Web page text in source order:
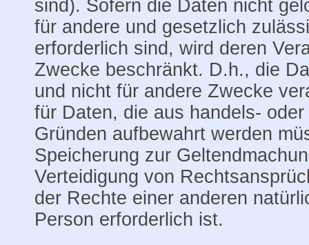
sind). Sofern die Daten nicht
für andere und gesetzlich
erforderlich sind, wird deren
Zwecke beschränkt. D.h., die
und nicht für andere Zwecke
für Daten, die aus handels-
Gründen aufbewahrt werden
Speicherung zur
Verteidigung von
der Rechte einer anderen
Person erforderlich ist.